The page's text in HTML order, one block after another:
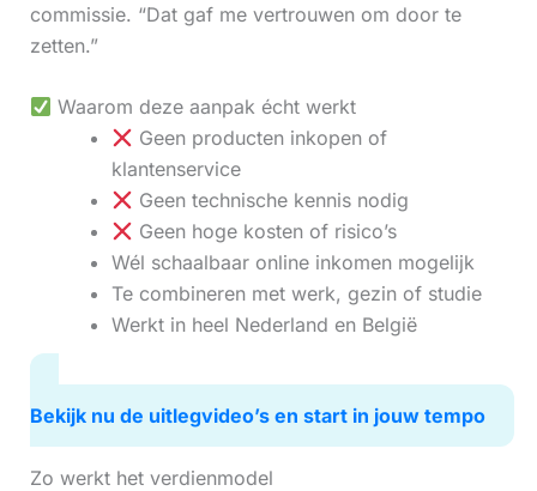
commissie. “Dat gaf me vertrouwen om door te
zetten.”
Waarom deze aanpak écht werkt
Geen producten inkopen of
klantenservice
Geen technische kennis nodig
Geen hoge kosten of risico’s
Wél schaalbaar online inkomen mogelijk
Te combineren met werk, gezin of studie
Werkt in heel Nederland en België
Bekijk nu de uitlegvideo’s en start in jouw tempo
Zo werkt het verdienmodel